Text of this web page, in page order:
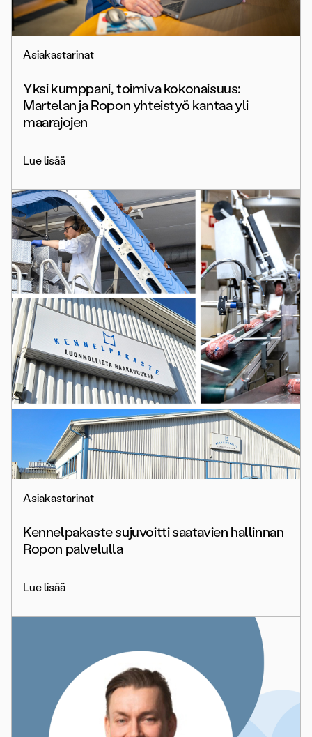
Asiakastarinat
Yksi kumppani, toimiva kokonaisuus:
Martelan ja Ropon yhteistyö kantaa yli
maarajojen
Lue lisää
Asiakastarinat
Kennelpakaste sujuvoitti saatavien hallinnan
Ropon palvelulla
Lue lisää